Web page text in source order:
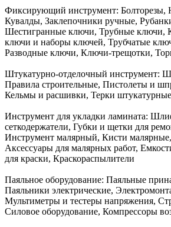
Фиксирующий инструмент: Болторезы,
Кувалды, Заклепочники ручные,
Шестигранные ключи, Трубные ключи,
ключи и наборы ключей, Трубчатые
Разводные ключи, Ключи-трещотки,
Штукатурно-отделочный инструмент:
Правила строительные, Пистолеты и
Кельмы и расшивки, Терки
Инструмент для укладки ламината:
сеткодержатели, Губки и щетки для
Инструмент малярный, Кисти
Аксессуары для малярных работ,
для краски, Краскораспылители
Паяльное оборудование: Паяльные
Паяльники электрические,
Мультиметры и тестеры напряжения,
Силовое оборудование, Компрессоры